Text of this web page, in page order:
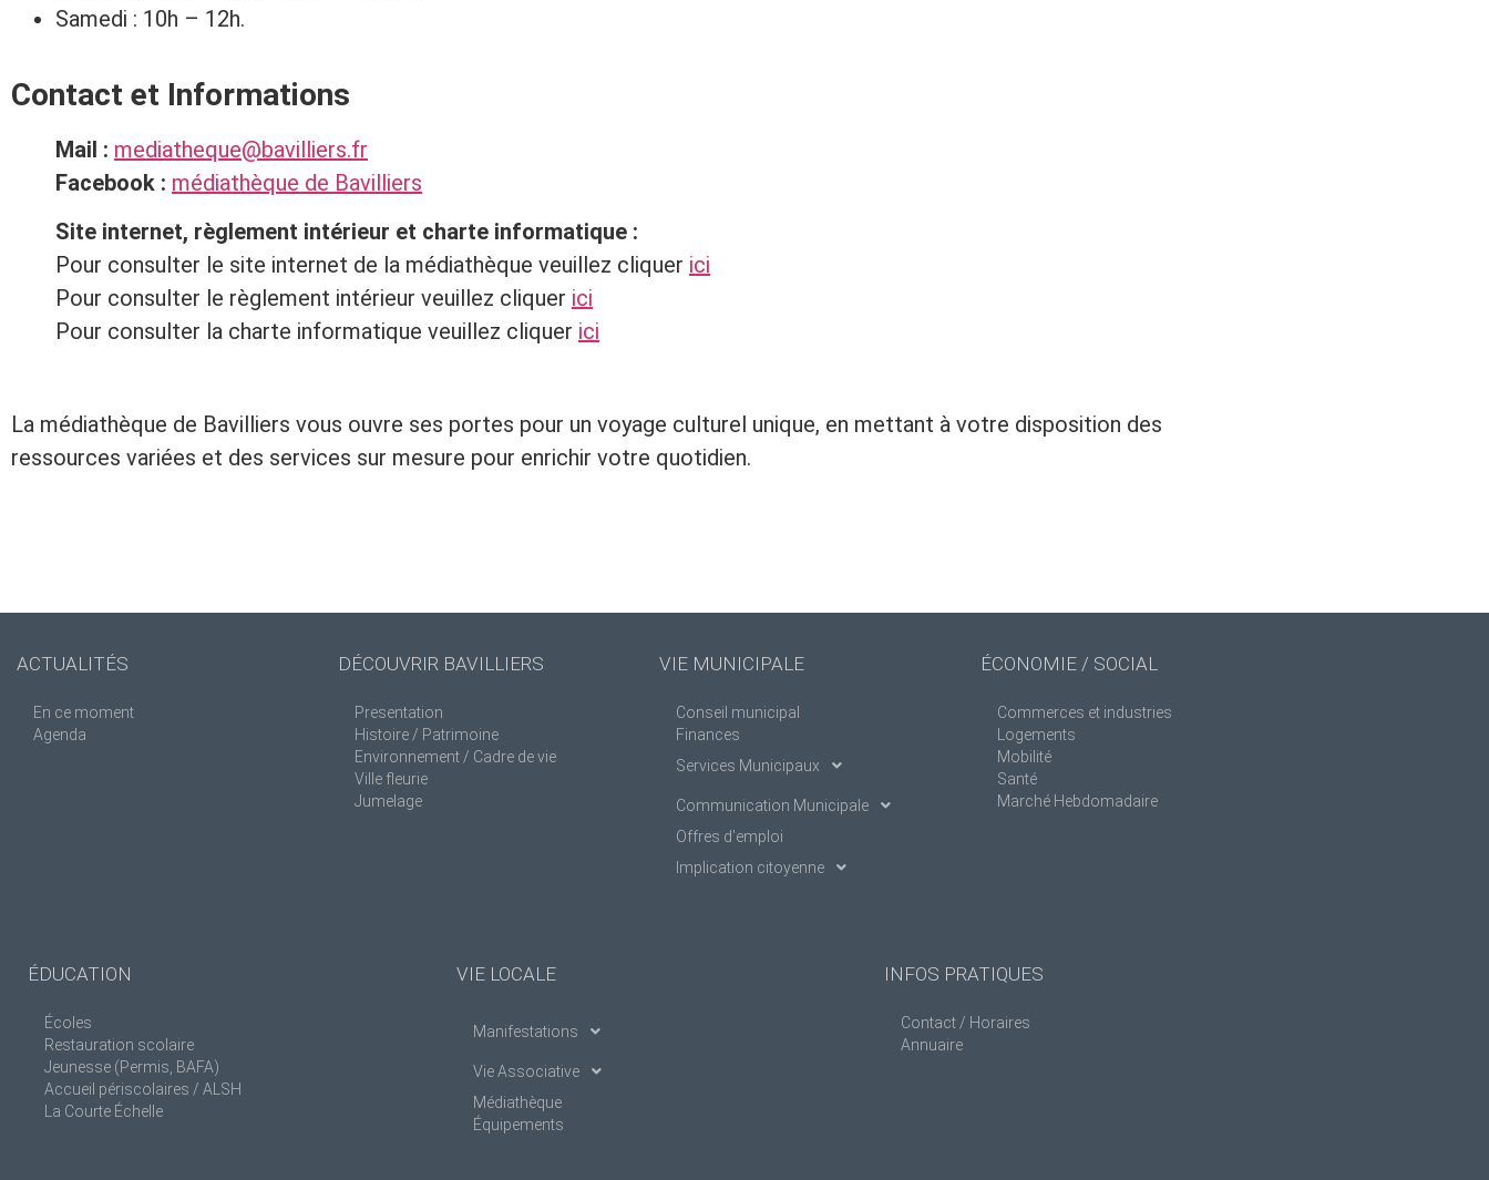
Samedi : 10h – 12h.
Contact et Informations
Mail : mediatheque@bavilliers.fr
Facebook : médiathèque de Bavilliers
Site internet, règlement intérieur et charte informatique :
Pour consulter le site internet de la médiathèque veuillez cliquer ici
Pour consulter le règlement intérieur veuillez cliquer ici
Pour consulter la charte informatique veuillez cliquer ici
La médiathèque de Bavilliers vous ouvre ses portes pour un voyage culturel unique, en mettant à votre disposition des
ressources variées et des services sur mesure pour enrichir votre quotidien.
ACTUALITÉS
En ce moment
Agenda
DÉCOUVRIR BAVILLIERS
Presentation
Histoire / Patrimoine
Environnement / Cadre de vie
Ville fleurie
Jumelage
VIE MUNICIPALE
Conseil municipal
Finances
Services Municipaux
Communication Municipale
Offres d’emploi
Implication citoyenne
ÉCONOMIE / SOCIAL
Commerces et industries
Logements
Mobilité
Santé
Marché Hebdomadaire
ÉDUCATION
Écoles
Restauration scolaire
Jeunesse (Permis, BAFA)
Accueil périscolaires / ALSH
La Courte Échelle
VIE LOCALE
Manifestations
Vie Associative
Médiathèque
Équipements
INFOS PRATIQUES
Contact / Horaires
Annuaire